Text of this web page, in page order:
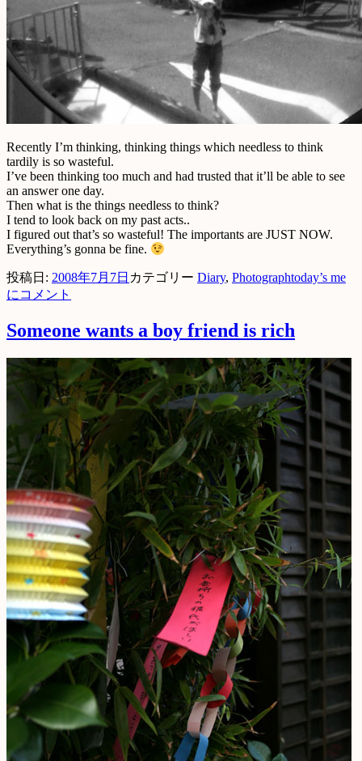
Recently I’m thinking, thinking things which needless to think
tardily is so wasteful.
I’ve been thinking too much and had trusted that it’ll be able to see
an answer one day.
Then what is the things needless to think?
I tend to look back on my past acts..
I figured out that’s so wasteful! The importants are JUST NOW.
Everything’s gonna be fine.
投稿日: 2008年7月7日 カテゴリー Diary, Photographtoday’s me
に コメント
Someone wants a boy friend is rich